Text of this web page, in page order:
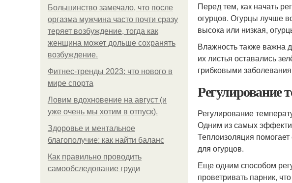
Большинство замечало, что после
оргазма мужчина часто почти сразу
теряет возбуждение, тогда как
женщина может дольше сохранять
возбуждение.
Фитнес-тренды 2023: что нового в
мире спорта
Ловим вдохновение на август (и
уже очень мы хотим в отпуск).
Здоровье и ментальное
благополучие: как найти баланс
Как правильно проводить
самообследование груди
Перед тем, как начать
огурцов. Огурцы лучше
высока или низкая,
Влажность также важна
их листья оставались
грибковыми
Регулирование
Регулирование
Одним из самых
Теплоизоляция
для огурцов.
Еще одним способом
проветривать парник,